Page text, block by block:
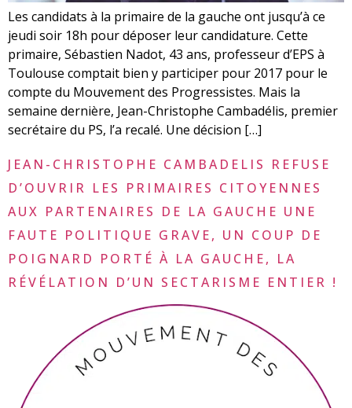
Les candidats à la primaire de la gauche ont jusqu’à ce
jeudi soir 18h pour déposer leur candidature. Cette
primaire, Sébastien Nadot, 43 ans, professeur d’EPS à
Toulouse comptait bien y participer pour 2017 pour le
compte du Mouvement des Progressistes. Mais la
semaine dernière, Jean-Christophe Cambadélis, premier
secrétaire du PS, l’a recalé. Une décision […]
JEAN-CHRISTOPHE CAMBADELIS REFUSE
D’OUVRIR LES PRIMAIRES CITOYENNES
AUX PARTENAIRES DE LA GAUCHE UNE
FAUTE POLITIQUE GRAVE, UN COUP DE
POIGNARD PORTÉ À LA GAUCHE, LA
RÉVÉLATION D’UN SECTARISME ENTIER !